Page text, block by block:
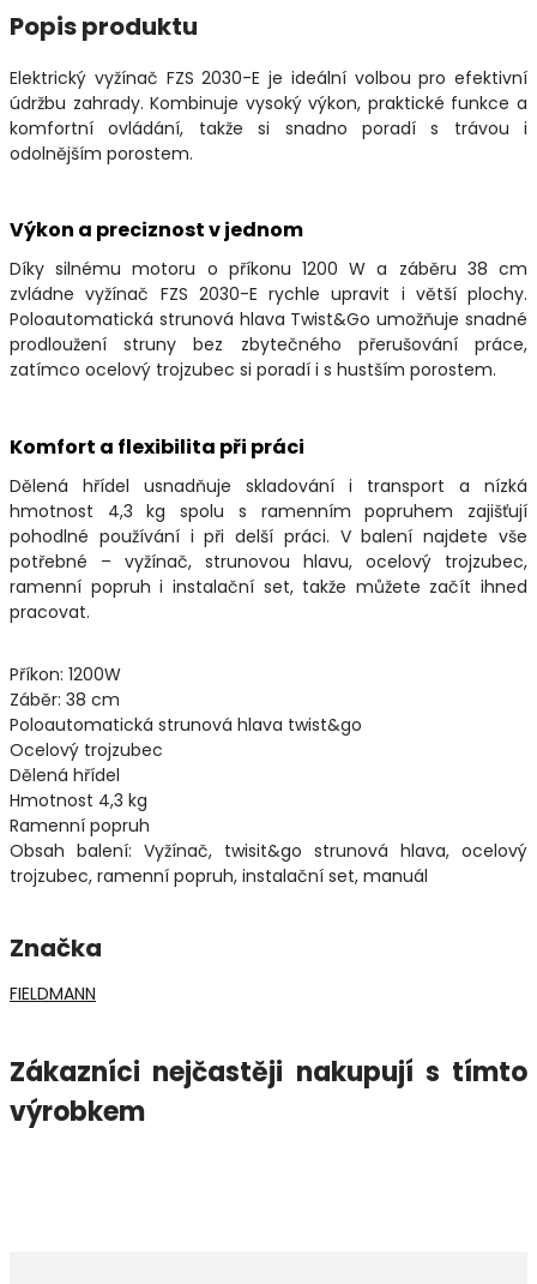
Popis produktu
Elektrický vyžínač FZS 2030-E je ideální volbou pro efektivní
údržbu zahrady. Kombinuje vysoký výkon, praktické funkce a
komfortní ovládání, takže si snadno poradí s trávou i
odolnějším porostem.
Výkon a preciznost v jednom
Díky silnému motoru o příkonu 1200 W a záběru 38 cm
zvládne vyžínač FZS 2030-E rychle upravit i větší plochy.
Poloautomatická strunová hlava Twist&Go umožňuje snadné
prodloužení struny bez zbytečného přerušování práce,
zatímco ocelový trojzubec si poradí i s hustším porostem.
Komfort a flexibilita při práci
Dělená hřídel usnadňuje skladování i transport a nízká
hmotnost 4,3 kg spolu s ramenním popruhem zajišťují
pohodlné používání i při delší práci. V balení najdete vše
potřebné – vyžínač, strunovou hlavu, ocelový trojzubec,
ramenní popruh i instalační set, takže můžete začít ihned
pracovat.
Příkon: 1200W
Záběr: 38 cm
Poloautomatická strunová hlava twist&go
Ocelový trojzubec
Dělená hřídel
Hmotnost 4,3 kg
Ramenní popruh
Obsah balení: Vyžínač, twisit&go strunová hlava, ocelový
trojzubec, ramenní popruh, instalační set, manuál
Značka
FIELDMANN
Zákazníci nejčastěji nakupují s tímto
výrobkem